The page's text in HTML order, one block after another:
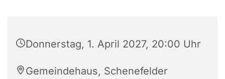
Donnerstag, 1. April 2027, 20:00 Uhr
Gemeindehaus, Schenefelder